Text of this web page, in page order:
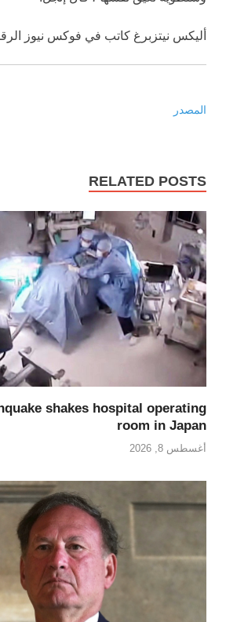
أليكس نيتزبرغ كاتب في فوكس نيوز
المصدر
RELATED POSTS
shakes hospital operating
room in Japan
أغسطس 8, 2026